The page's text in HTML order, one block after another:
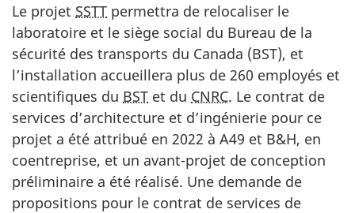
Le projet SSTT permettra de relocaliser le
laboratoire et le siège social du Bureau de la
sécurité des transports du Canada (BST), et
l’installation accueillera plus de 260 employés et
scientifiques du BST et du CNRC. Le contrat de
services d’architecture et d’ingénierie pour ce
projet a été attribué en 2022 à A49 et B&H, en
coentreprise, et un avant-projet de conception
préliminaire a été réalisé. Une demande de
propositions pour le contrat de services de